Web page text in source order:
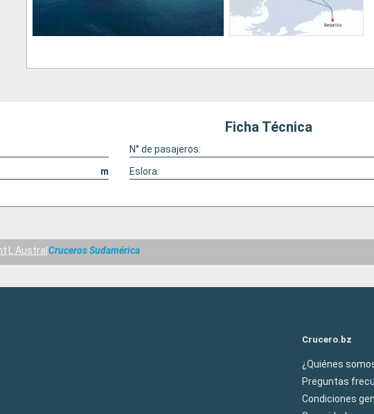
Ficha Técnica
N° de pasajeros:
m Eslora:
L Austral Cruceros Sudamérica
Crucero.bz
¿Quiénes
Preguntas
Condiciones